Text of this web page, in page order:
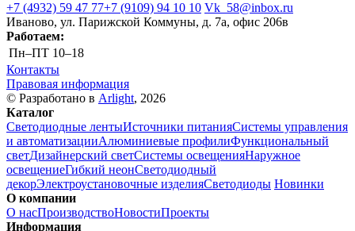
+7 (4932) 59 47 77+7 (9109) 94 10 10 Vk_58@inbox.ru
Иваново, ул. Парижской Коммуны, д. 7а, офис 206в
Работаем:
Пн–ПТ 10–18
Контакты
Правовая информация
© Разработано в Arlight, 2026
Каталог
Светодиодные лентыИсточники питанияСистемы управления
и автоматизацииАлюминиевые профилиФункциональный
светДизайнерский светСистемы освещенияНаружное
освещениеГибкий неонСветодиодный
декорЭлектроустановочные изделияСветодиоды Новинки
О компании
О насПроизводствоНовостиПроекты
Информация